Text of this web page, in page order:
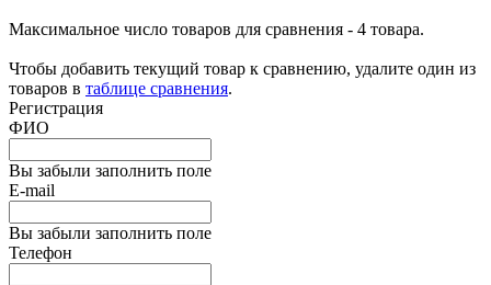
Максимальное число товаров для сравнения - 4 товара.
Чтобы добавить текущий товар к сравнению, удалите один из
товаров в таблице сравнения.
Регистрация
ФИО
Вы забыли заполнить поле
E-mail
Вы забыли заполнить поле
Телефон